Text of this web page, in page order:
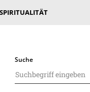
Suche